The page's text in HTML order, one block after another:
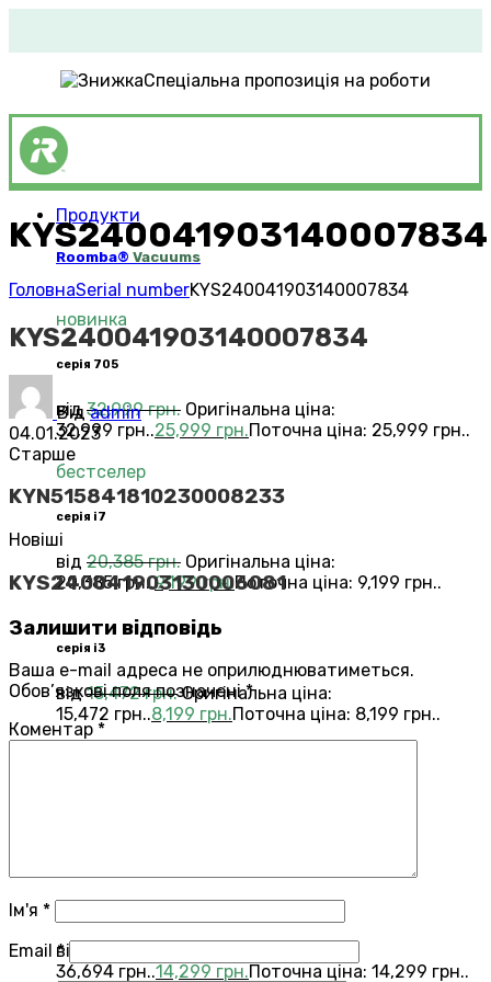
Спеціальна пропозиція на роботи
Продукти
Roomba® Vacuums
новинка
серія 705
від32,999грн. Оригінальна ціна:
32,999 грн..25,999 грн.Поточна ціна: 25,999 грн..
бестселер
серія i7
від 20,385грн. Оригінальна ціна:
20,385 грн..9,199грн.Поточна ціна: 9,199 грн..
серія i3
від15,472грн. Оригінальна ціна:
15,472 грн..8,199 грн.Поточна ціна: 8,199 грн..
від
36,694 грн..14,299 грн.Поточна ціна: 14,299 грн..
KYS240041903140007834
ГоловнаSerial numberKYS240041903140007834
KYS240041903140007834
Відadmin
04.01.2023
Старше
KYN515841810230008233
Новіші
KYS240041903130006081
Залишити відповідь
Ваша e-mail адреса не оприлюднюватиметься.
Обов’язкові поля позначені*
Коментар *
Ім'я *
Email *